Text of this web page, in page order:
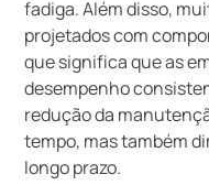
fadiga. Além disso,
projetados com
que significa que as
desempenho
redução da
tempo, mas também
longo prazo.